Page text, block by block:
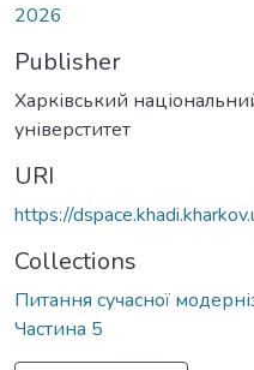
2026
Publisher
Харківський
універститет
URI
https://
Collections
Питання сучасної
Частина 5